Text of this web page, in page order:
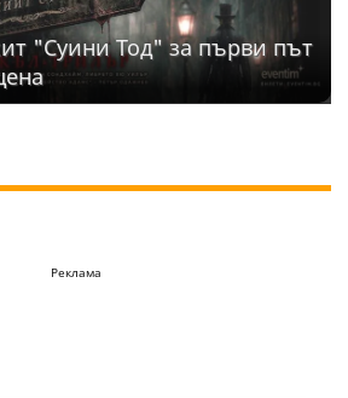
"Суини Тод" за първи път
Реклама